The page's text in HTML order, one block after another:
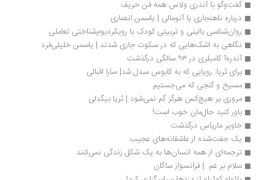
گفت‌وگو با آندری ولاس همه فن حریف
درباره ناهنجاری یا آنومالی | یاسمن انصاری
روان‌شناسی بالینی و تربیتی کودک با رویکردبوم‌شناختی تعاملی
نگاهی به اشک‌هایی که در سکوت جاری شدند | یاسمن خلیلی‌فرد
آندره‌آ کامیلری در ۹۳ سالگی درگذشت
برای ثریا: رویایی که به کابوس مبدل شد| سارا اقبالی
مسیح و گنجی که می‌جستیم
مروری بر هیچ‌کس هرگز گم نمی‌شود | ثریا بیگدلی
باور کنید حال‌مان خوب است!
خاویر ماریاس درگذشت
یک جفت‌شده از عاشقانه‌های عجیب
ترجمه‌ای از همه انسان‌ها به یک شکل زندگی نمی‌کنند
سلام بر غم  | فرانسواز ساگان